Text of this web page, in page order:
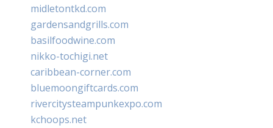
midletontkd.com
gardensandgrills.com
basilfoodwine.com
nikko-tochigi.net
caribbean-corner.com
bluemoongiftcards.com
rivercitysteampunkexpo.com
kchoops.net